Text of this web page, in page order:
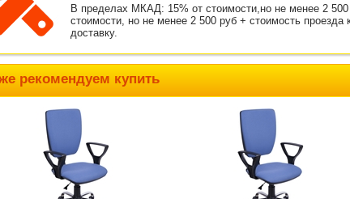
В пределах МКАД: 15% от стоимости,но не менее 2
стоимости, но не менее 2 500 руб + стоимость
доставку.
рекомендуем купить